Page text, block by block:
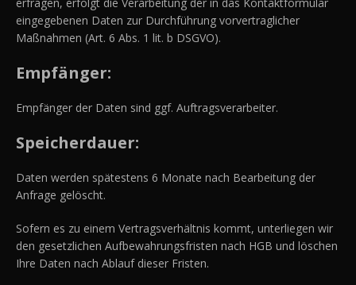
eingegebenen Daten zur Durchführung vorvertraglicher
Maßnahmen (Art. 6 Abs. 1 lit. b DSGVO).
Empfänger:
Empfänger der Daten sind ggf. Auftragsverarbeiter.
Speicherdauer:
Daten werden spätestens 6 Monate nach Bearbeitung der
Anfrage gelöscht.
Sofern es zu einem Vertragsverhältnis kommt, unterliegen wir
den gesetzlichen Aufbewahrungsfristen nach HGB und löschen
Ihre Daten nach Ablauf dieser Fristen.